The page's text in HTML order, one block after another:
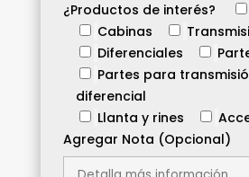
¿Productos de interés?
Cabinas
Diferenciales
Partes para
diferencial
Llanta y rines
Agregar Nota (Opcional)